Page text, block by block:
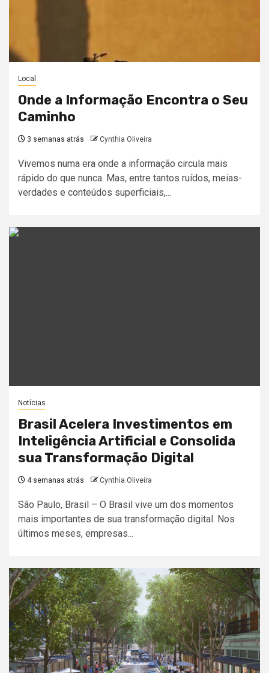
Local
Onde a Informação Encontra o Seu
Caminho
3 semanas atrás Cynthia Oliveira
Vivemos numa era onde a informação circula mais
rápido do que nunca. Mas, entre tantos ruídos, meias-
verdades e conteúdos superficiais,...
Notícias
Brasil Acelera Investimentos em
Inteligência Artificial e Consolida
sua Transformação Digital
4 semanas atrás Cynthia Oliveira
São Paulo, Brasil – O Brasil vive um dos momentos
mais importantes de sua transformação digital. Nos
últimos meses, empresas...